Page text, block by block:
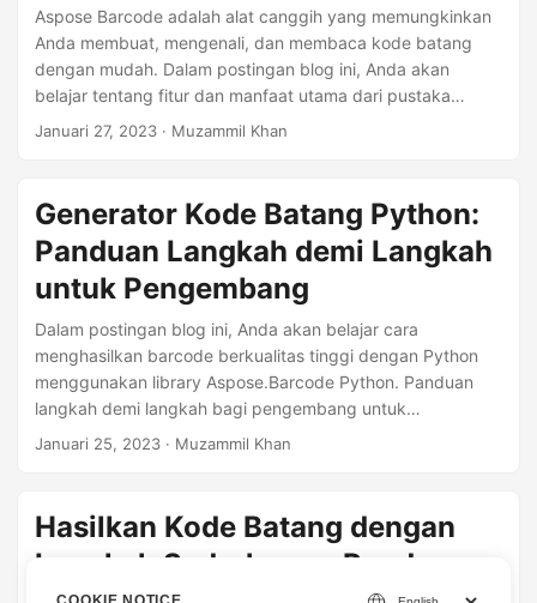
Aspose Barcode adalah alat canggih yang memungkinkan
Anda membuat, mengenali, dan membaca kode batang
dengan mudah. Dalam postingan blog ini, Anda akan
belajar tentang fitur dan manfaat utama dari pustaka
Aspose.BarCode. Cari tahu apa yang membuatnya menjadi
Januari 27, 2023 · Muzammil Khan
Generator Kode Batang Python:
Panduan Langkah demi Langkah
untuk Pengembang
Dalam postingan blog ini, Anda akan belajar cara
menghasilkan barcode berkualitas tinggi dengan Python
menggunakan library Aspose.Barcode Python. Panduan
langkah demi langkah bagi pengembang untuk
mengembangkan Python Barcode Generator.
Januari 25, 2023 · Muzammil Khan
Hasilkan Kode Batang dengan
Langkah Sederhana - Panduan